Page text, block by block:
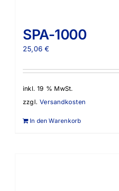
SPA-1000
25,06€
inkl. 19 % MwSt.
zzgl.Versandkosten
In den Warenkorb